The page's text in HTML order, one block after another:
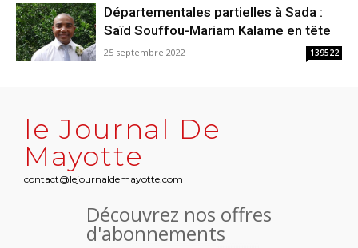
Départementales partielles à Sada :
Saïd Souffou-Mariam Kalame en tête
25 septembre 2022 139522
le Journal De
Mayotte
contact@lejournaldemayotte.com
Découvrez nos offres
d'abonnements